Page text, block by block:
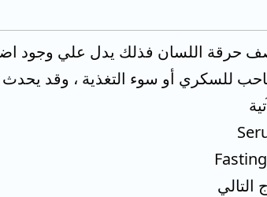
حرقة اللسان فذلك يدل علي وجود
للسكري أو سوء التغذية ، وقد
التالي